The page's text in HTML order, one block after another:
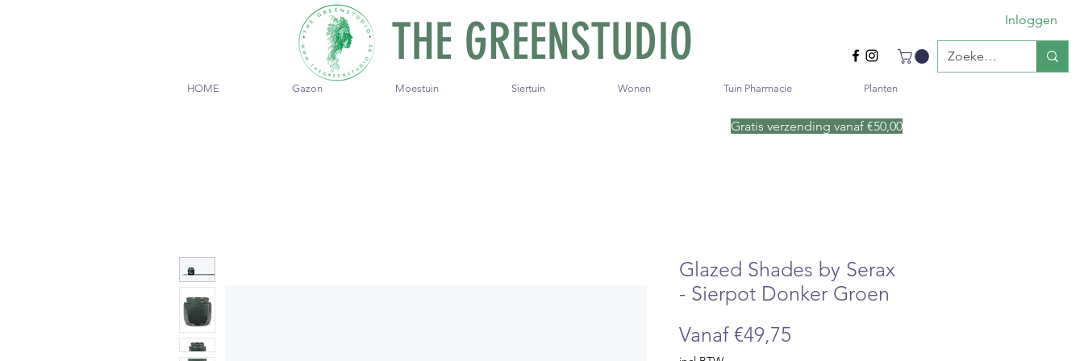
HOME Gazon Moestuin Siertuin Wonen Tuin Pharmacie Planten
THE GREENSTUDIO Inloggen
Gratis verzending vanaf €50 ,00
Glazed Shades by Serax
- Sierpot Donker Groen
Vanaf €49,75